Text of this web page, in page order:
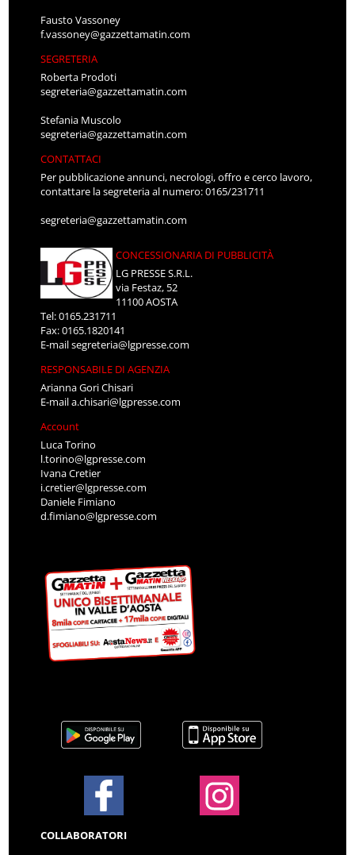
Fausto Vassoney
f.vassoney@gazzettamatin.com
SEGRETERIA
Roberta Prodoti
segreteria@gazzettamatin.com
Stefania Muscolo
segreteria@gazzettamatin.com
CONTATTACI
Per pubblicazione annunci, necrologi, offro e cerco lavoro,
contattare la segreteria al numero: 0165/231711
segreteria@gazzettamatin.com
CONCESSIONARIA DI PUBBLICITÀ
LG PRESSE S.R.L.
via Festaz, 52
11100 AOSTA
Tel: 0165.231711
Fax: 0165.1820141
E-mailsegreteria@lgpresse.com
RESPONSABILE DI AGENZIA
Arianna Gori Chisari
E-maila.chisari@lgpresse.com
Account
Luca Torino
l.torino@lgpresse.com
Ivana Cretier
i.cretier@lgpresse.com
Daniele Fimiano
d.fimiano@lgpresse.com
COLLABORATORI